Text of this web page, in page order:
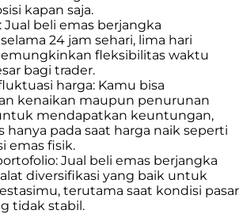
kapan saja.
Jual beli emas berjangka
24 jam sehari, lima hari
fleksibilitas waktu
bagi trader.
harga: Kamu bisa
kenaikan maupun penurunan
mendapatkan keuntungan,
hanya pada saat harga naik seperti
emas fisik.
Jual beli emas berjangka
diversifikasi yang baik untuk
terutama saat kondisi pasar
tidak stabil.